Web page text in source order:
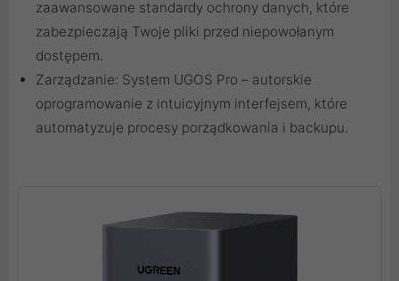
zaawansowane standardy ochrony danych, które
zabezpieczają Twoje pliki przed niepowołanym
dostępem.
Zarządzanie: System UGOS Pro – autorskie
oprogramowanie z intuicyjnym interfejsem, które
automatyzuje procesy porządkowania i backupu.